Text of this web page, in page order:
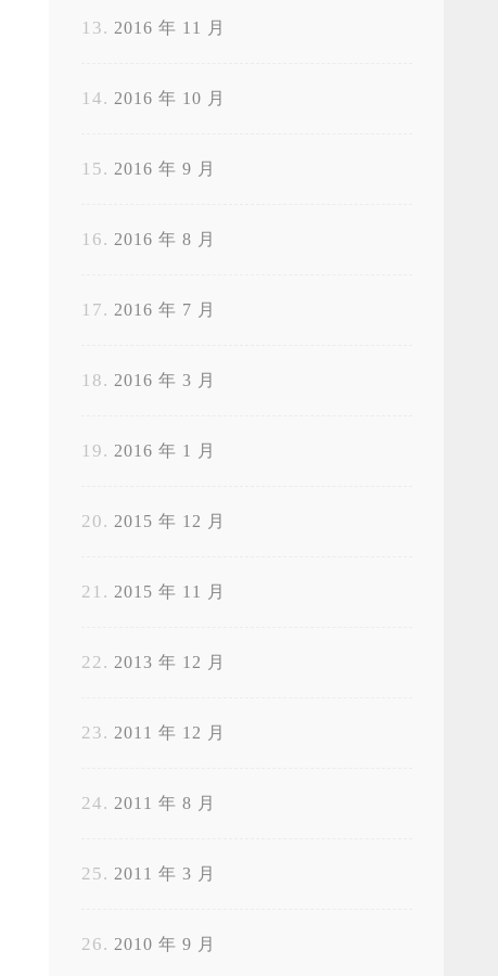
2016 年 11 月
2016 年 10 月
2016 年 9 月
2016 年 8 月
2016 年 7 月
2016 年 3 月
2016 年 1 月
2015 年 12 月
2015 年 11 月
2013 年 12 月
2011 年 12 月
2011 年 8 月
2011 年 3 月
2010 年 9 月